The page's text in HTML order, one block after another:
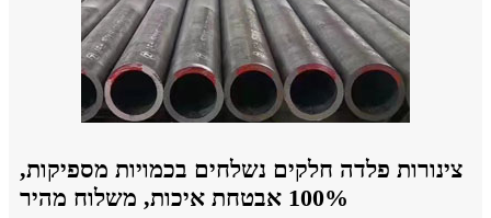
צינורות פלדה חלקים נשלחים בכמויות מספיקות,
100% אבטחת איכות, משלוח מהיר